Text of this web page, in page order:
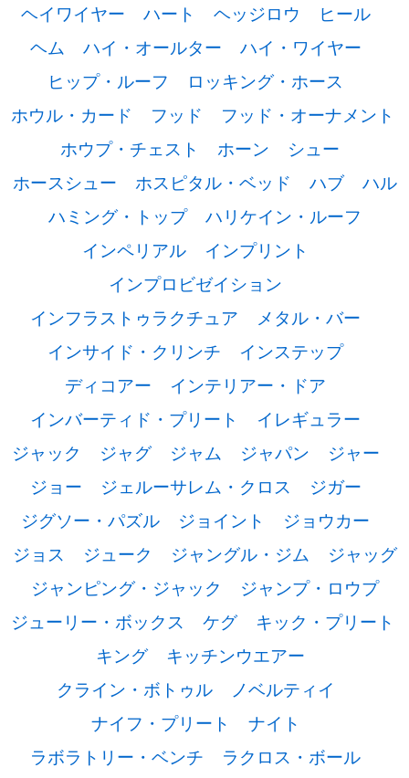
ヘイワイヤー
ハート ヘッジロウ
ヒール
ヘム
ハイ・オールター
ハイ・ワイヤー
ヒップ・ルーフ
ロッキング・ホース
ホウル・カード
フッド
フッド・オーナメント
ホウプ・チェスト
ホーン
シュー
ホースシュー
ホスピタル・ベッド ハブ
ハル
ハミング・トップ
ハリケイン・ルーフ
インペリアル
インプリント
インプロビゼイション
インフラストゥラクチュア
メタル・バー
インサイド・クリンチ
インステップ
ディコアー
インテリアー・ドア
インバーティド・プリート
イレギュラー
ジャック
ジャグ ジャム ジャパン
ジャー
ジョー
ジェルーサレム・クロス
ジガー
ジグソー・パズル
ジョイント
ジョウカー
ジョス
ジューク ジャングル・ジム
ジャッグ
ジャンピング・ジャック
ジャンプ・ロウプ
ジューリー・ボックス
ケグ
キック・プリート
キング
キッチンウエアー
クライン・ボトゥル
ノベルティイ
ナイフ・プリート
ナイト
ラボラトリー・ベンチ
ラクロス・ボール